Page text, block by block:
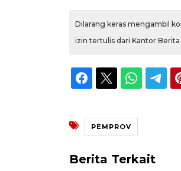
Dilarang keras mengambil
izin tertulis dari Kantor Berita
PEMPROV
Berita Terkait